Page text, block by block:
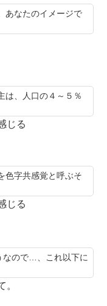
あなたのイメージで
は、人口の４～５％
じる
色字共感覚と呼ぶそ
じる
なので…、これ以下に
。